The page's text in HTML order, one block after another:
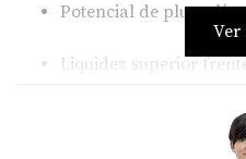
Potencial de plusvalía
Liquidez superior
El precio por metro
mantenerse por encima del
Ver